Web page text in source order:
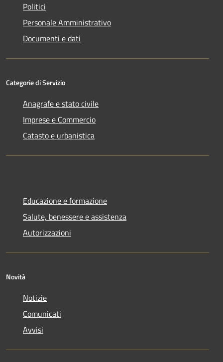
Politici
Personale Amministrativo
Documenti e dati
Categorie di Servizio
Anagrafe e stato civile
Imprese e Commercio
Catasto e urbanistica
Educazione e formazione
Salute, benessere e assistenza
Autorizzazioni
Novità
Notizie
Comunicati
Avvisi